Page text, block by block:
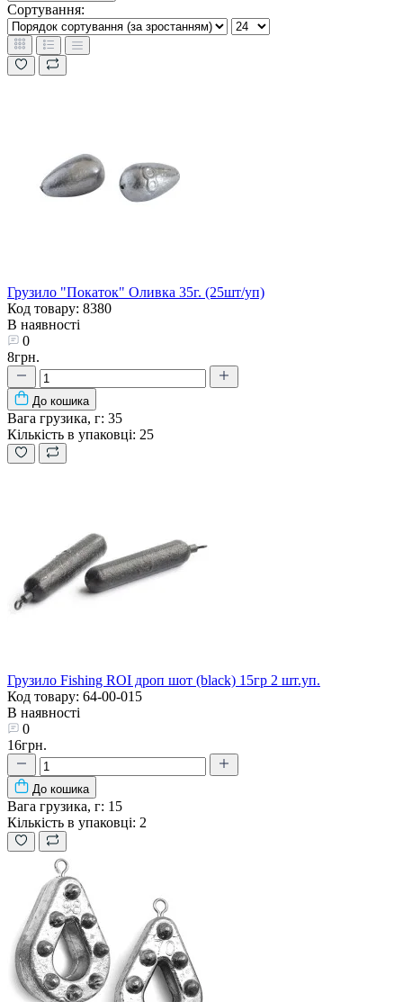
Сортування:
Грузило "Покаток" Оливка 35г. (25шт/уп)
Код товару: 8380
В наявності
0
8грн.
До кошика
Вага грузика, г: 35
Кількість в упаковці: 25
Грузило Fishing ROI дроп шот (black) 15гр 2 шт.уп.
Код товару: 64-00-015
В наявності
0
16грн.
До кошика
Вага грузика, г: 15
Кількість в упаковці: 2